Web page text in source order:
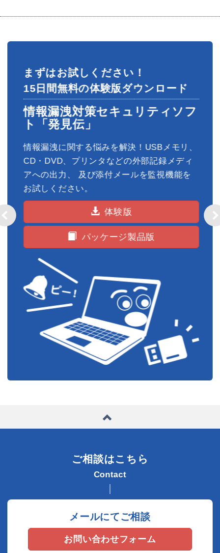
まずはお試しください！
15日間無料の体験版ダウンロード
情報漏洩対策セキュリティソフ
ト「発見伝」
情報漏洩に関する悩みを解決！USBメモリ、
CD・DVD、プリンタなどの外部記録メディ
アへの出力、 及び添付メールを監視機能を
お試しください。
体験版
パッケージ製品版
ご相談はこちら
Contact
メールにてご相談
お問い合わせフォーム